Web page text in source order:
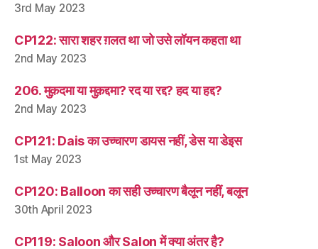
3rd May 2023
CP122: सारा शहर ग़लत था जो उसे लॉयन कहता था
2nd May 2023
206. मुक़दमा या मुक़द्दमा? रद या रद्द? हद या हद्द?
2nd May 2023
CP121: Dais का उच्चारण डायस नहीं, डेस या डेइस
1st May 2023
CP120: Balloon का सही उच्चारण बैलून नहीं, बलून
30th April 2023
CP119: Saloon और Salon में क्या अंतर है?